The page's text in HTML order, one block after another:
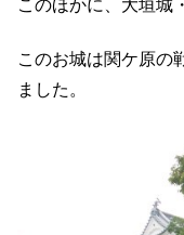
このほかに、大垣城
このお城は関ケ原の
ました。